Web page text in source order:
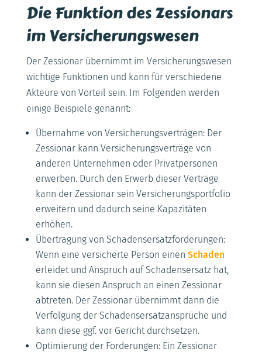
Die Funktion des Zessionars
im Versicherungswesen
Der Zessionar übernimmt im Versicherungswesen
wichtige Funktionen und kann für verschiedene
Akteure von Vorteil sein. Im Folgenden werden
einige Beispiele genannt:
Übernahme von Versicherungsverträgen: Der
Zessionar kann Versicherungsverträge von
anderen Unternehmen oder Privatpersonen
erwerben. Durch den Erwerb dieser Verträge
kann der Zessionar sein Versicherungsportfolio
erweitern und dadurch seine Kapazitäten
erhöhen.
Übertragung von Schadensersatzforderungen:
Wenn eine versicherte Person einen Schaden
erleidet und Anspruch auf Schadensersatz hat,
kann sie diesen Anspruch an einen Zessionar
abtreten. Der Zessionar übernimmt dann die
Verfolgung der Schadensersatzansprüche und
kann diese ggf. vor Gericht durchsetzen.
Optimierung der Forderungen: Ein Zessionar